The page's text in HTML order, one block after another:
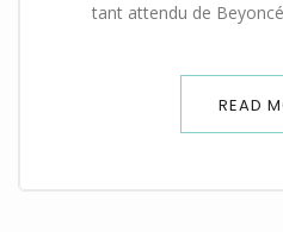
tant attendu de
READ